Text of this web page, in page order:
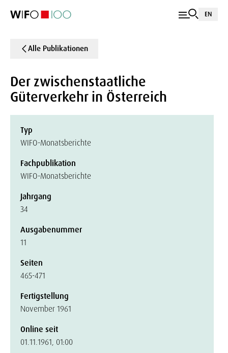
EN
Alle Publikationen
Der zwischenstaatliche
Güterverkehr in Österreich
Typ
WIFO-Monatsberichte
Fachpublikation
WIFO-Monatsberichte
Jahrgang
34
Ausgabenummer
11
Seiten
465-471
Fertigstellung
November 1961
Online seit
01.11.1961, 01:00